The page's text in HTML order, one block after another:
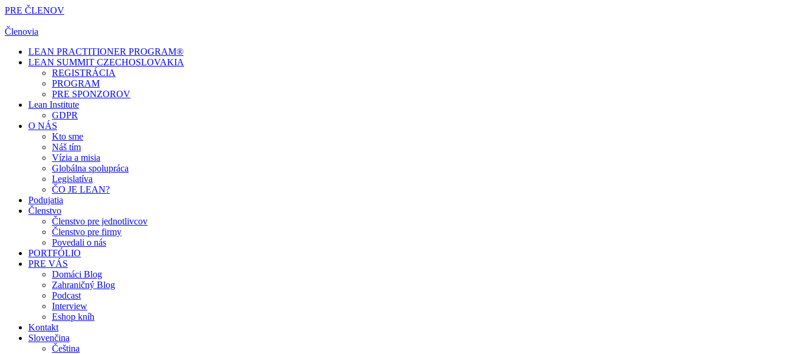
PRE ČLENOV
Členovia
LEAN PRACTITIONER PROGRAM®
LEAN SUMMIT CZECHOSLOVAKIA
REGISTRÁCIA
PROGRAM
PRE SPONZOROV
Lean Institute
GDPR
O NÁS
Kto sme
Náš tím
Vízia a misia
Globálna spolupráca
Legislatíva
ČO JE LEAN?
Podujatia
Členstvo
Členstvo pre jednotlivcov
Členstvo pre firmy
Povedali o nás
PORTFÓLIO
PRE VÁS
Domáci Blog
Zahraničný Blog
Podcast
Interview
Eshop kníh
Kontakt
Slovenčina
Čeština